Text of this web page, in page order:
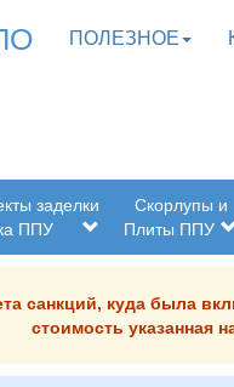
ПОЛЕЗНОЕ
заделки
ППУ
Скорлупы и
Плиты ППУ
санкций, куда была
стоимость указанная